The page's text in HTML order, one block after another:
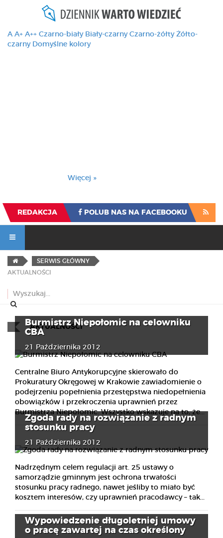
A A+ A++ Czarno-biały Biały-czarny Czarno-żółty Żółto-
czarny Domyślne kolory
Więcej »
REDAKCJA POLUB NAS NA FACEBOOKU
SERWIS GŁÓWNY
AKTUALNOŚCI
AKTUALNOŚCI
Burmistrz Niepołomic na celowniku
CBA
21 Października 2012
Centralne Biuro Antykorupcyjne skierowało do
Prokuratury Okręgowej w Krakowie zawiadomienie o
podejrzeniu popełnienia przestępstwa niedopełnienia
obowiązków i przekroczenia uprawnień przez
Burmistrza Niepołomic. Wszystko wskazuje na to, że...
Zgoda rady na rozwiązanie z radnym
stosunku pracy
21 Października 2012
Nadrzędnym celem regulacji art. 25 ustawy o
samorządzie gminnym jest ochrona trwałości
stosunku pracy radnego, nawet jeśliby to miało być
kosztem interesów, czy uprawnień pracodawcy – tak...
Wypowiedzenie długoletniej umowy
o pracę zawartej na czas określony